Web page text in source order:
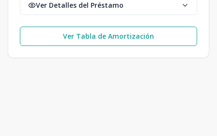
Ver Detalles del Préstamo
Ver Tabla de Amortización